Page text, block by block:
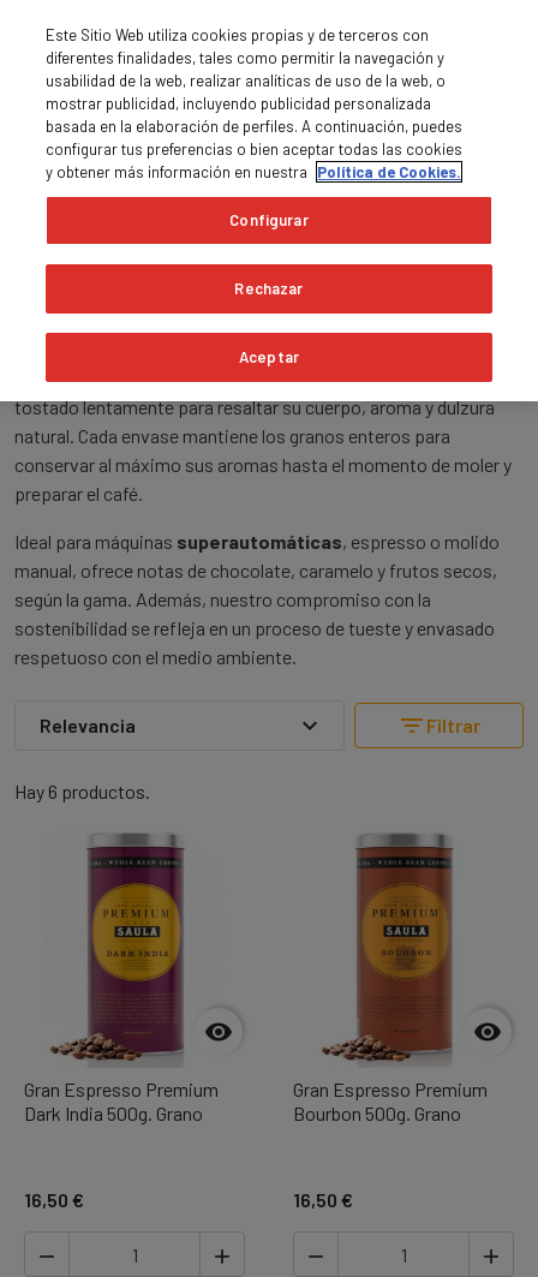
MENÚ 
Café en grano
Café en Grano Premium 100 % Arábica – Café Saula
Descubre la excelencia delcafé en grano 100 % arábica,
tostado lentamente para resaltar su cuerpo, aroma y dulzura
natural. Cada envase mantiene los granos enteros para
conservar al máximo sus aromas hasta el momento de moler y
preparar el café.
Ideal para máquinas superautomáticas, espresso o molido
manual, ofrece notas de chocolate, caramelo y frutos secos,
según la gama. Además, nuestro compromiso con la
sostenibilidad se refleja en un proceso de tueste y envasado
respetuoso con el medio ambiente.
Hay 6 productos.
Relevancia expand_more filter_list Filtrar

Gran Espresso Premium
Dark India 500g. Grano
16,50 €
 

Gran Espresso Premium
Bourbon 500g. Grano
16,50 €
 
Este Sitio Web utiliza cookies propias y de terceros con
diferentes finalidades, tales como permitir la navegación y
usabilidad de la web, realizar analíticas de uso de la web, o
mostrar publicidad, incluyendo publicidad personalizada
basada en la elaboración de perfiles. A continuación, puedes
configurar tus preferencias o bien aceptar todas las cookies
y obtener más información en nuestra
Política de Cookies.
Configurar
Rechazar
Aceptar